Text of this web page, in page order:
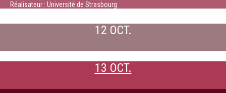
Réalisateur : Université de Strasbourg
12 OCT.
13 OCT.